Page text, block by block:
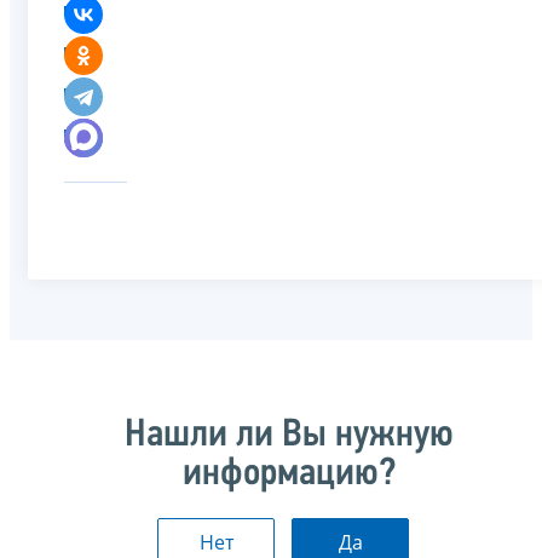
Нашли ли Вы нужную
информацию?
Нет Да